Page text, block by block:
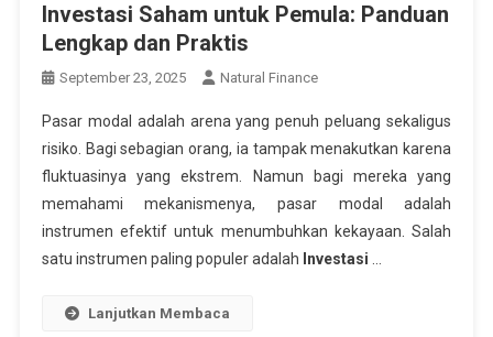
Investasi Saham untuk Pemula: Panduan
Lengkap dan Praktis
September 23, 2025 Natural Finance
Pasar modal adalah arena yang penuh peluang sekaligus
risiko. Bagi sebagian orang, ia tampak menakutkan karena
fluktuasinya yang ekstrem. Namun bagi mereka yang
memahami mekanismenya, pasar modal adalah
instrumen efektif untuk menumbuhkan kekayaan. Salah
satu instrumen paling populer adalah Investasi …
Lanjutkan Membaca